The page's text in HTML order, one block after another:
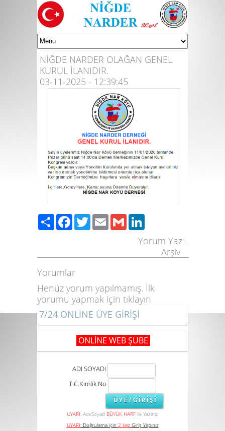
NİĞDE NARDER OLAĞAN GENEL
KURUL İLANIDIR.
03-11-2025 - 12:39:45
ShareFacebook
TwitterEmailGmail
Yorum Yaz -
Arşiv
Yorumlar
Henüz yorum yapılmamış. İlk
yorumu yapmak için tıklayın
7/24 ONLİNE ÜYE GİRİŞİ
ONLİNE WEB ŞUBE
ADI SOYADI
T.C.Kimlik No
UYARI: Adı/Soyad BÜYÜK HARF ile Yazınız
UYARI:Doğrulama için 2 kezGiriş Yapınız